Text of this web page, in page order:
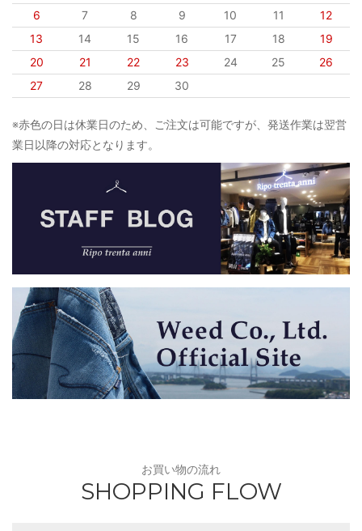
6
7 8 9 10 11
12
13
14 15 16 17 18
19
20
21 22 23 24 25
26
27
28 29 30
※赤色の日は休業日のため、ご注文は可能ですが、発送作業は翌営
業日以降の対応となります。
お買い物の流れ
SHOPPING FLOW